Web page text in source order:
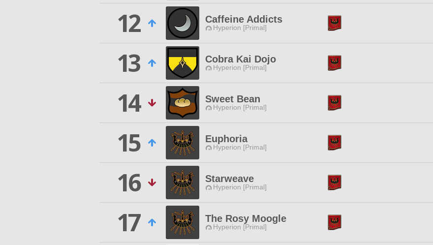
12
Caffeine Addicts
Hyperion [Primal]
13
Cobra Kai Dojo
Hyperion [Primal]
14
Sweet Bean
Hyperion [Primal]
15
Euphoria
Hyperion [Primal]
16
Starweave
Hyperion [Primal]
17
The Rosy Moogle
Hyperion [Primal]